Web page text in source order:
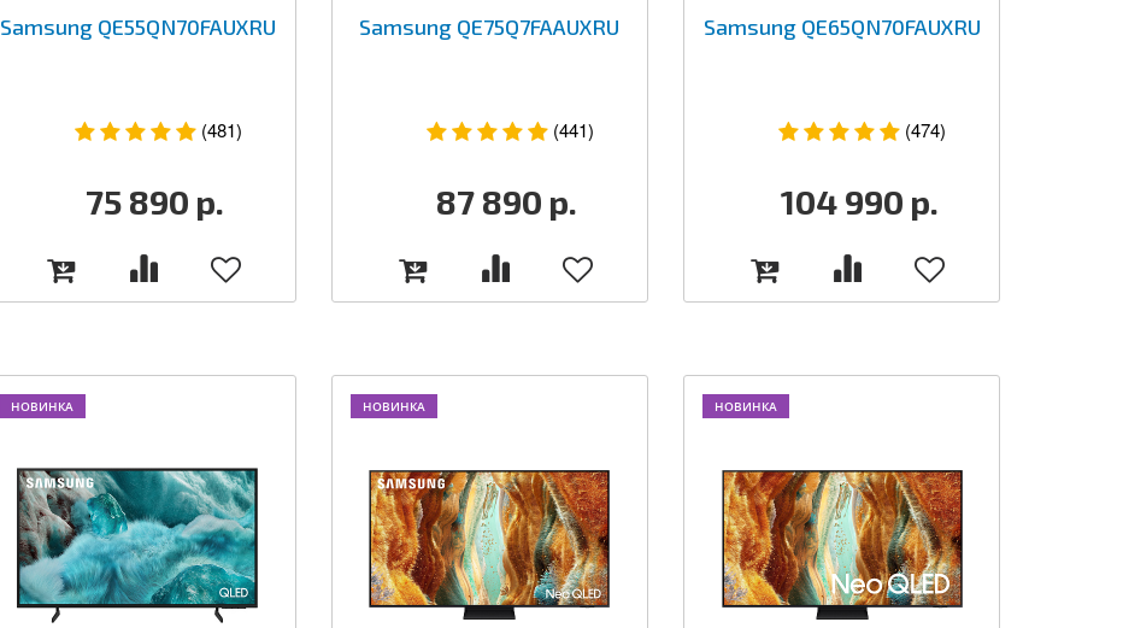
Samsung QE55QN70FAUXRU
(481)
75 890 р.
Samsung QE75Q7FAAUXRU
(441)
87 890 р.
Samsung QE65QN70FAUXRU
(474)
104 990 р.
НОВИНКА НОВИНКА НОВИНКА